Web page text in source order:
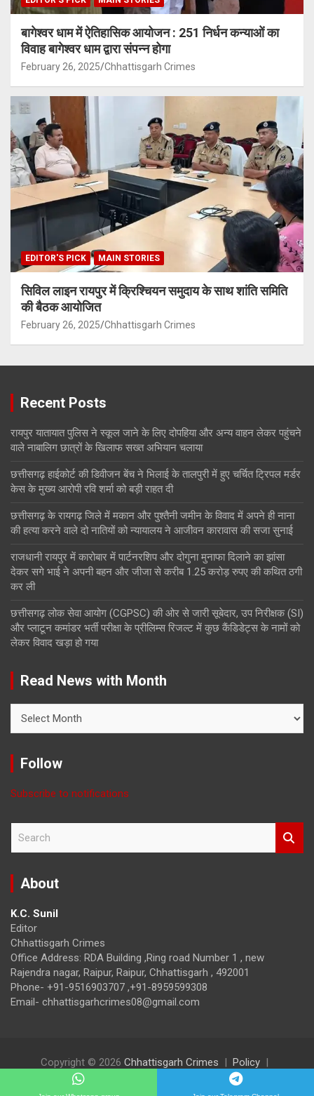
बागेश्वर धाम में ऐतिहासिक आयोजन : 251 निर्धन कन्याओं का
विवाह बागेश्वर धाम द्वारा संपन्न होगा
February 26, 2025 Chhattisgarh Crimes
EDITOR'S PICK MAIN STORIES
सिविल लाइन रायपुर में क्रिश्चियन समुदाय के साथ शांति समिति
की बैठक आयोजित
February 26, 2025 Chhattisgarh Crimes
Recent Posts
रायपुर यातायात पुलिस ने स्कूल जाने के लिए दोपहिया और अन्य वाहन लेकर पहुंचने
वाले नाबालिग छात्रों के खिलाफ सख्त अभियान चलाया
छत्तीसगढ़ हाईकोर्ट की डिवीजन बेंच ने भिलाई के तालपुरी में हुए चर्चित ट्रिपल मर्डर
केस के मुख्य आरोपी रवि शर्मा को बड़ी राहत दी
छत्तीसगढ़ के रायगढ़ जिले में मकान और पुश्तैनी जमीन के विवाद में अपने ही नाना
की हत्या करने वाले दो नातियों को न्यायालय ने आजीवन कारावास की सजा सुनाई
राजधानी रायपुर में कारोबार में पार्टनरशिप और दोगुना मुनाफा दिलाने का झांसा
देकर सगे भाई ने अपनी बहन और जीजा से करीब 1.25 करोड़ रुपए की कथित ठगी
कर ली
छत्तीसगढ़ लोक सेवा आयोग (CGPSC) की ओर से जारी सूबेदार, उप निरीक्षक (SI)
और प्लाटून कमांडर भर्ती परीक्षा के प्रीलिम्स रिजल्ट में कुछ कैंडिडेट्स के नामों को
लेकर विवाद खड़ा हो गया
Read News with Month
News
Month
Follow
Subscribe to notifications
r
About
K.C. Sunil
Editor
Chhattisgarh Crimes
Office Address: RDA Building ,Ring road Number 1 , new
Rajendra nagar, Raipur, Raipur, Chhattisgarh , 492001
Phone- +91-9516903707 ,+91-8959599308
Email- chhattisgarhcrimes08@gmail.com
Copyright © 2026 Chhattisgarh Crimes
Policy
Theme Horse Proudly Powered by:WordPress